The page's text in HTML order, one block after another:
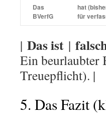
Das
BVerfG
hat
für
| Das ist |
Ein
Treuepflicht). |
5. Das Fazit